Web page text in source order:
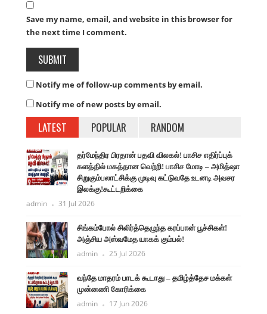
Save my name, email, and website in this browser for
the next time I comment.
Notify me of follow-up comments by email.
Notify me of new posts by email.
LATEST POPULAR RANDOM
தர்மேந்திர பிரதான் பதவி விலகல்! பாசிச எதிர்ப்புக்
களத்தில் மகத்தான வெற்றி! பாசிச மோடி – அமித்ஷா
சிறுகும்பலாட்சிக்கு முடிவு கட்டுவதே உடனடி அவசர
இலக்கு!கூட்டறிக்கை
admin 31 Jul 2026
சிங்கம்போல் சிலிர்த்தெழுந்த கரப்பான் பூச்சிகள்!
அஞ்சிய அஸ்வமேத யாகக் கும்பல்!
admin 25 Jul 2026
வந்தே மாதரம் பாடக் கூடாது – தமிழ்த்தேச மக்கள்
முன்னணி கோரிக்கை
admin 17 Jun 2026